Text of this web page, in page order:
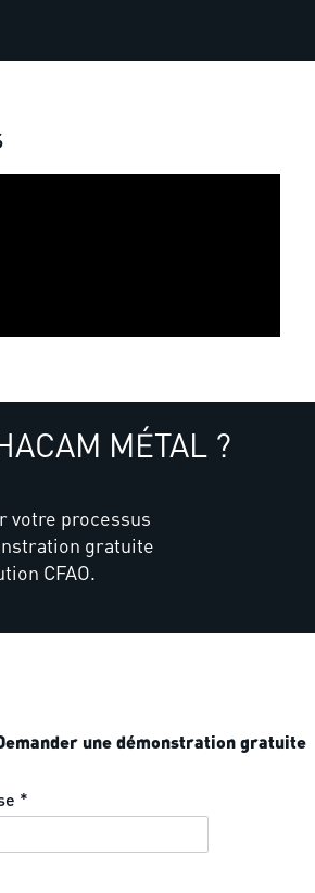
MÉTAL ?
votre processus
gratuite
CFAO.
une démonstration gratuite
*